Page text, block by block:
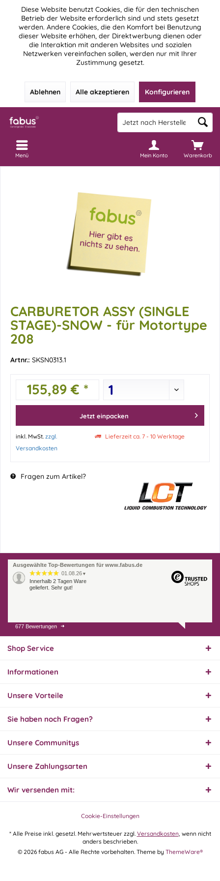
Diese Website benutzt Cookies, die für den technischen
Betrieb der Website erforderlich sind und stets gesetzt
werden. Andere Cookies, die den Komfort bei Benutzung
dieser Website erhöhen, der Direktwerbung dienen oder
die Interaktion mit anderen Websites und sozialen
Netzwerken vereinfachen sollen, werden nur mit Ihrer
Zustimmung gesetzt.
Ablehnen Alle akzeptieren Konfigurieren
Warenkorb
Mein Konto
Menü
CARBURETOR ASSY (SINGLE
STAGE)-SNOW - für Motortype
208
Artnr.: SKSN0313.1
155,89 € *
Jetzt einpacken
inkl. MwSt. zzgl.
Versandkosten
Lieferzeit ca. 7 - 10 Werktage
Fragen zum Artikel?
Ausgewählte Top-Bewertungen für www.fabus.de
01.08.26 ▼
Innerhalb 2 Tagen Ware
geliefert. Sehr gut!
31.07.26
Super schnelle Lieferung,
hervorragend. Gerne
30.07.26
28.07.26▼
677 Bewertungen
Shop Service
Informationen
Unsere Vorteile
Sie haben noch Fragen?
Unsere Communitys
Unsere Zahlungsarten
Wir versenden mit:
Cookie-Einstellungen
* Alle Preise inkl. gesetzl. Mehrwertsteuer zzgl. Versandkosten, wenn nicht
anders beschrieben.
© 2026 fabus AG - Alle Rechte vorbehalten. Theme by ThemeWare®